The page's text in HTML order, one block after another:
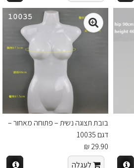
בובת תצוגה נשית – פתוחה מאחור –
דגם 10035
29.90 ₪
לעגלה